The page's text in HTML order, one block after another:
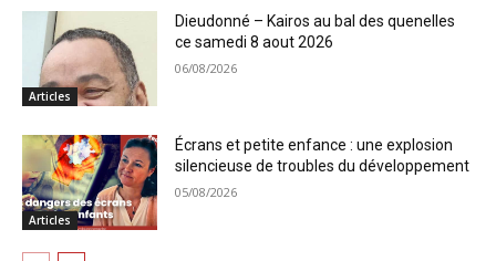
Articles
Dieudonné – Kairos au bal des quenelles
ce samedi 8 aout 2026
06/08/2026
Articles
Écrans et petite enfance : une explosion
silencieuse de troubles du développement
05/08/2026